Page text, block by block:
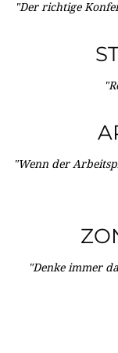
"Der richtige
"Wenn der
"Denke immer